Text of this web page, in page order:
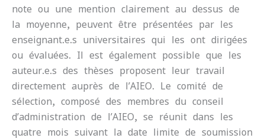
note ou une mention clairement au-dessus de
la moyenne, peuvent être présentées par les
enseignant.e.s universitaires qui les ont dirigées
ou évaluées. Il est également possible que les
auteur.e.s des thèses proposent leur travail
directement auprès de l’AIEO. Le comité de
sélection, composé des membres du conseil
d’administration de l’AIEO, se réunit dans les
quatre mois suivant la date limite de soumission